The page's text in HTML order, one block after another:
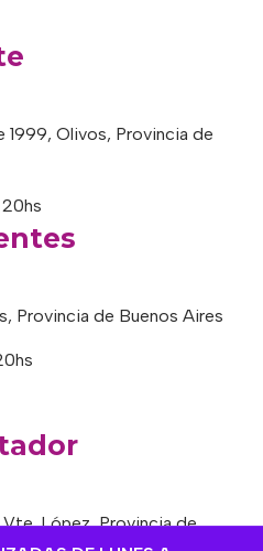
Olivos, Provincia de
Provincia de Buenos Aires
Vte. López, Provincia de